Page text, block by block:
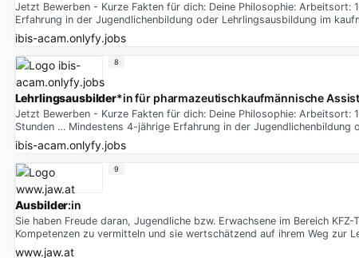
Jetzt Bewerben - Kurze Fakten für dich: Deine Philosophie:
Erfahrung in der Jugendlichenbildung oder Lehrlingsausbildung im
ibis-acam.onlyfy.jobs
Lehrlingsausbilder*in für pharmazeutischkaufmännische
Jetzt Bewerben - Kurze Fakten für dich: Deine Philosophie:
Stunden … Mindestens 4-jährige Erfahrung in der Jugendlichenbildung
ibis-acam.onlyfy.jobs
8
Ausbilder:in
Sie haben Freude daran, Jugendliche bzw. Erwachsene im Bereich
Kompetenzen zu vermitteln und sie wertschätzend auf ihrem Weg zur
www.jaw.at
9